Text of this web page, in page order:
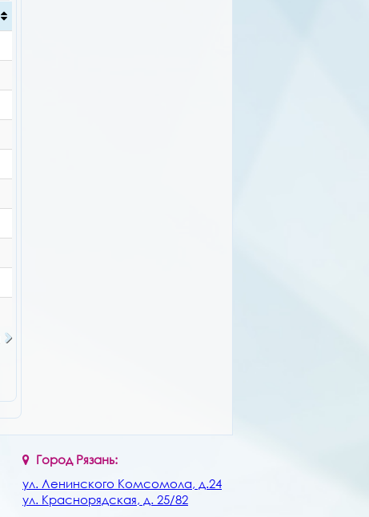
Город Рязань:
ул. Ленинского Комсомола, д.24
ул. Краснорядская, д. 25/82